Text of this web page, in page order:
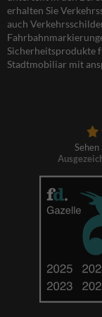
erhalten Sie
auch
Sicherheitsprodukte
Stadtmobiliar mit
Sehen